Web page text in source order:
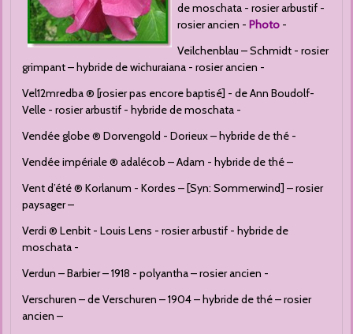
de moschata - rosier arbustif -
rosier ancien - Photo -
Veilchenblau – Schmidt - rosier
grimpant – hybride de wichuraiana - rosier ancien -
Vel12mredba ® [rosier pas encore baptisé] - de Ann Boudolf-
Velle - rosier arbustif - hybride de moschata -
Vendée globe ® Dorvengold - Dorieux – hybride de thé -
Vendée impériale ® adalécob – Adam - hybride de thé –
Vent d’été ® Korlanum - Kordes – [Syn: Sommerwind] – rosier
paysager –
Verdi ® Lenbit - Louis Lens - rosier arbustif - hybride de
moschata -
Verdun – Barbier – 1918 - polyantha – rosier ancien -
Verschuren – de Verschuren – 1904 – hybride de thé – rosier
ancien –